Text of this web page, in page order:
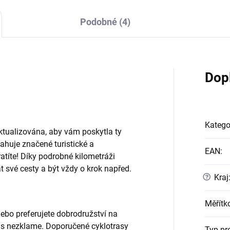
Podobné (4)
aby vám poskytla ty
značené turistické a
Díky podrobné kilometráži
cesty a být vždy o krok napřed.
preferujete dobrodružství na
nezklame. Doporučené cyklotrasy
EAN:
? Kraj: